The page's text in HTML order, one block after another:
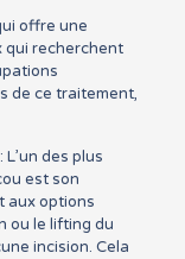
offre une
qui recherchent
de ce traitement,
L’un des plus
est son
aux options
ou le lifting du
incision. Cela